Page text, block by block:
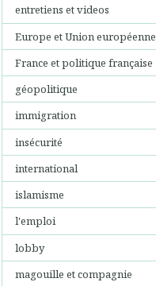
entretiens et videos
Europe et Union européenne
France et politique française
géopolitique
immigration
insécurité
international
islamisme
l'emploi
lobby
magouille et compagnie